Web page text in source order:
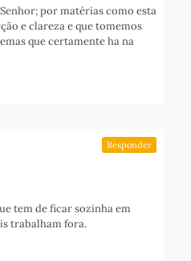
por matérias como esta
e clareza e que tomemos
que certamente ha na
tem de ficar sozinha em
trabalham fora.
Responder